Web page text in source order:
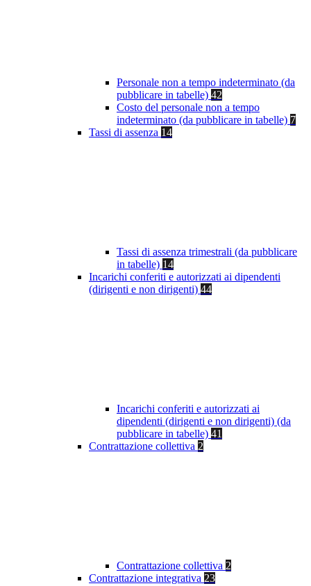
Personale non a tempo indeterminato (da
pubblicare in tabelle) 42
Costo del personale non a tempo
indeterminato (da pubblicare in tabelle) 7
Tassi di assenza 14
Tassi di assenza trimestrali (da pubblicare
in tabelle) 14
Incarichi conferiti e autorizzati ai dipendenti
(dirigenti e non dirigenti) 44
Incarichi conferiti e autorizzati ai
dipendenti (dirigenti e non dirigenti) (da
pubblicare in tabelle) 41
Contrattazione collettiva 2
Contrattazione collettiva 2
Contrattazione integrativa 23